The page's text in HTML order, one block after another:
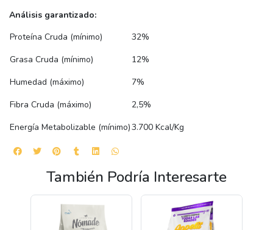
Análisis garantizado:
Proteína Cruda (mínimo)
32%
Grasa Cruda (mínimo)
12%
Humedad (máximo)
7%
Fibra Cruda (máximo)
2,5%
Energía Metabolizable (mínimo)3.700 Kcal/Kg
También Podría Interesarte